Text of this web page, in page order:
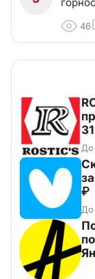
46
До
₽
До